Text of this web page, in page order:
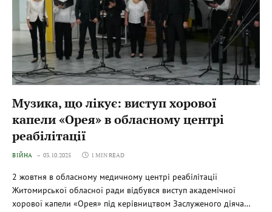
Музика, що лікує: виступ хорової
капели «Орея» в обласному центрі
реабілітації
ВІЙНА 03.10.2025 1 MIN READ
2 жовтня в обласному медичному центрі реабілітації
Житомирської обласної ради відбувся виступ академічної
хорової капели «Орея» під керівництвом Заслуженого діяча…